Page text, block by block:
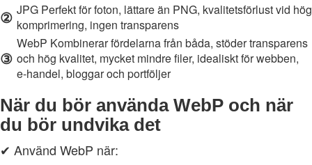
② JPG Perfekt för foton, lättare än PNG, kvalitetsförlust vid hög
komprimering, ingen transparens
③
WebP Kombinerar fördelarna från båda, stöder transparens
och hög kvalitet, mycket mindre filer, idealiskt för webben,
e‑handel, bloggar och portföljer
När du bör använda WebP och när
du bör undvika det
✔ Använd WebP när: